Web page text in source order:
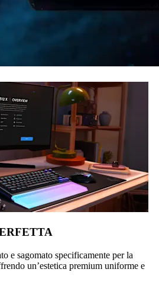
e sagomato specificamente per la
un’estetica premium uniforme e